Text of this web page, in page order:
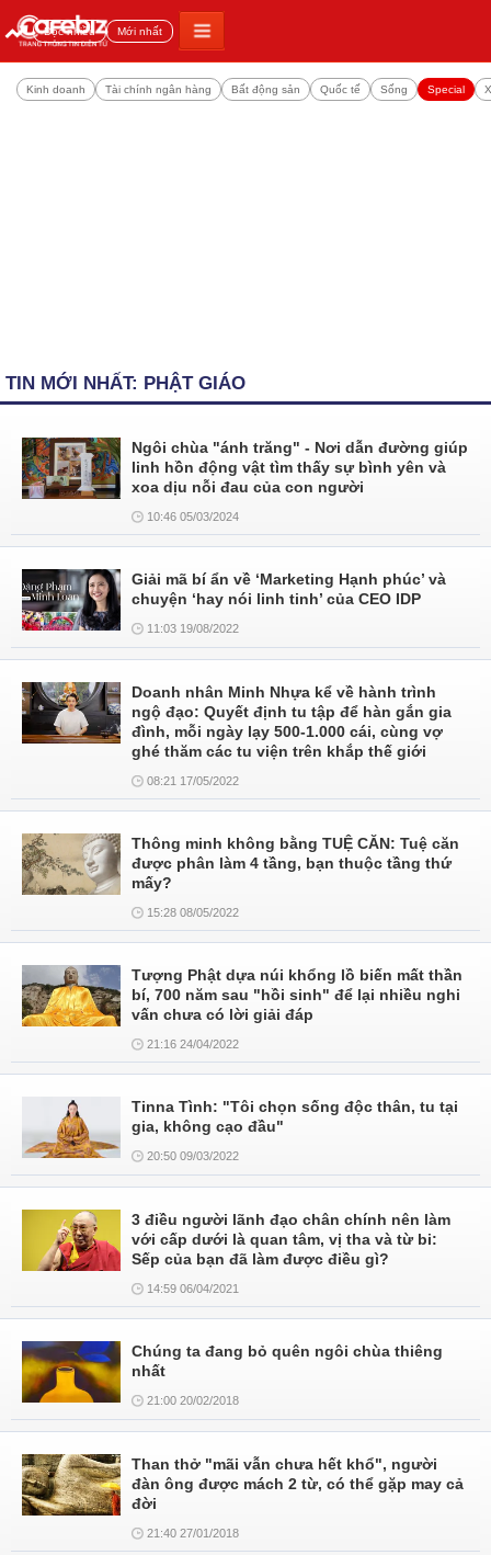
Đọc nhiều Mới nhất
Kinh doanh Tài chính ngân hàng Bất động sản Quốc tế Sống Special
TIN MỚI NHẤT: PHẬT GIÁO
Ngôi chùa "ánh trăng" - Nơi dẫn đường giúp
linh hồn động vật tìm thấy sự bình yên và
xoa dịu nỗi đau của con người
10:46 05/03/2024
Giải mã bí ẩn về ‘Marketing Hạnh phúc’ và
chuyện ‘hay nói linh tinh’ của CEO IDP
11:03 19/08/2022
Doanh nhân Minh Nhựa kể về hành trình
ngộ đạo: Quyết định tu tập để hàn gắn gia
đình, mỗi ngày lạy 500-1.000 cái, cùng vợ
ghé thăm các tu viện trên khắp thế giới
08:21 17/05/2022
Thông minh không bằng TUỆ CĂN: Tuệ căn
được phân làm 4 tầng, bạn thuộc tầng thứ
mấy?
15:28 08/05/2022
Tượng Phật dựa núi khổng lồ biến mất thần
bí, 700 năm sau "hồi sinh" để lại nhiều nghi
vấn chưa có lời giải đáp
21:16 24/04/2022
Tinna Tình: "Tôi chọn sống độc thân, tu tại
gia, không cạo đầu"
20:50 09/03/2022
3 điều người lãnh đạo chân chính nên làm
với cấp dưới là quan tâm, vị tha và từ bi:
Sếp của bạn đã làm được điều gì?
14:59 06/04/2021
Chúng ta đang bỏ quên ngôi chùa thiêng
nhất
21:00 20/02/2018
Than thở "mãi vẫn chưa hết khổ", người
đàn ông được mách 2 từ, có thể gặp may cả
đời
21:40 27/01/2018